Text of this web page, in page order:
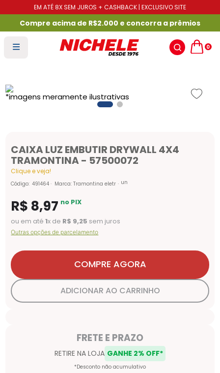
EM ATÉ 8X SEM JUROS + CASHBACK | EXCLUSIVO SITE
Compre acima de R$2.000 e concorra a prêmios
0
CAIXA LUZ EMBUTIR DRYWALL 4X4
TRAMONTINA - 57500072
Clique e veja!
Código: 491464 Marca:Tramontina eletr un
R$ 8,97 no PIX
ou em até1x de R$ 9,25 sem juros
Outras opções de parcelamento
COMPRE AGORA
ADICIONAR AO CARRINHO